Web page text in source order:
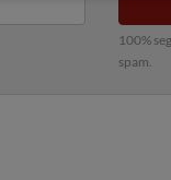
100%
spam.